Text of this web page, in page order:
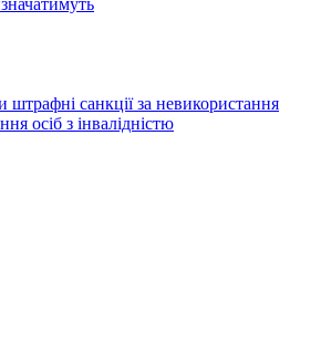
санкції за невикористання
осіб з інвалідністю